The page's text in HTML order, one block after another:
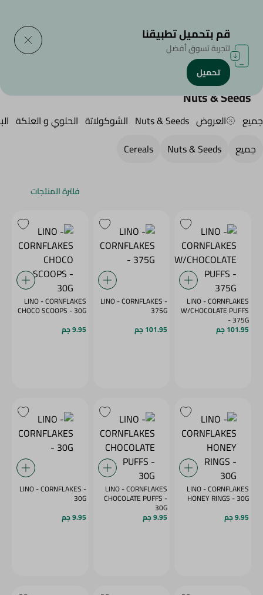
الرئيسية /سناكس وحلويات
Nuts & Seeds
جميع العروض Nuts & Seeds الشوكولاتة الحلوي و العلكة
جميع
Nuts & Seeds
Cereals
فلترة المنتجات
LINO - CORNFLAKES
W/CHOCOLATE PUFFS
- 375G
101.95 جم
LINO - CORNFLAKES -
375G
101.95 جم
LINO - CORNFLAKES
CHOCO SCOOPS - 30G
9.95 جم
LINO - CORNFLAKES
HONEY RINGS - 30G
9.95 جم
LINO - CORNFLAKES
CHOCOLATE PUFFS -
30G
9.95 جم
LINO - CORNFLAKES -
30G
9.95 جم
قم بتحميل تطبيقنا
لتجربة تسوق أفضل
تحميل